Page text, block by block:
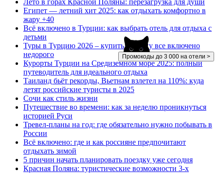
Промокоды до 3 000 на отели >
Лето в горах Красной Поляны: перезагрузка для души
Египет — летний хит 2025: как отдыхать комфортно в
жару +40
Всё включено в Турции: как выбрать отель для отдыха с
детьми
Туры в Турцию 2026 – купить путевку все включено
недорого
Курорты Турции на Средиземном море 2025: полный
путеводитель для идеального отдыха
Таиланд бьёт рекорды, Вьетнам взлетел на 110%: куда
летят российские туристы в 2025
Сочи как стиль жизни
Путешествие во времени: как за неделю проникнуться
историей Руси
Тревел-планы на год: где обязательно нужно побывать в
России
Всё включено: где и как россияне предпочитают
отдыхать зимой
5 причин начать планировать поездку уже сегодня
Красная Поляна: туристические возможности 3-х